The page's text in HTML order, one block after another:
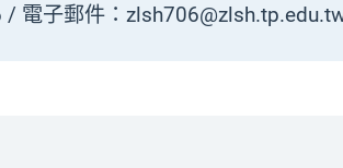
電子郵件：zlsh706@zlsh.tp.edu.tw